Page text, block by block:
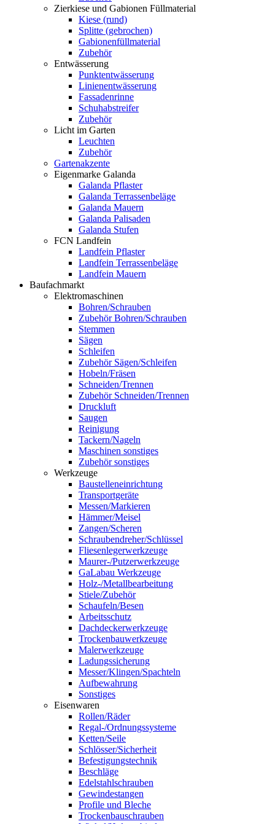
Zierkiese und Gabionen Füllmaterial
Kiese (rund)
Splitte (gebrochen)
Gabionenfüllmaterial
Zubehör
Entwässerung
Punktentwässerung
Linienentwässerung
Fassadenrinne
Schuhabstreifer
Zubehör
Licht im Garten
Leuchten
Zubehör
Gartenakzente
Eigenmarke Galanda
Galanda Pflaster
Galanda Terrassenbeläge
Galanda Mauern
Galanda Palisaden
Galanda Stufen
FCN Landfein
Landfein Pflaster
Landfein Terrassenbeläge
Landfein Mauern
Baufachmarkt
Elektromaschinen
Bohren/Schrauben
Zubehör Bohren/Schrauben
Stemmen
Sägen
Schleifen
Zubehör Sägen/Schleifen
Hobeln/Fräsen
Schneiden/Trennen
Zubehör Schneiden/Trennen
Druckluft
Saugen
Reinigung
Tackern/Nageln
Maschinen sonstiges
Zubehör sonstiges
Werkzeuge
Baustelleneinrichtung
Transportgeräte
Messen/Markieren
Hämmer/Meisel
Zangen/Scheren
Schraubendreher/Schlüssel
Fliesenlegerwerkzeuge
Maurer-/Putzerwerkzeuge
GaLabau Werkzeuge
Holz-/Metallbearbeitung
Stiele/Zubehör
Schaufeln/Besen
Arbeitsschutz
Dachdeckerwerkzeuge
Trockenbauwerkzeuge
Malerwerkzeuge
Ladungssicherung
Messer/Klingen/Spachteln
Aufbewahrung
Sonstiges
Eisenwaren
Rollen/Räder
Regal-/Ordnungssysteme
Ketten/Seile
Schlösser/Sicherheit
Befestigungstechnik
Beschläge
Edelstahlschrauben
Gewindestangen
Profile und Bleche
Trockenbauschrauben